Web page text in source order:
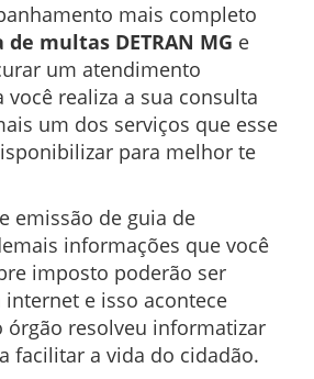
mais completo
multas DETRAN MG e
um atendimento
você realiza a sua consulta
um dos serviços que esse
para melhor te
emissão de guia de
informações que você
imposto poderão ser
e isso acontece
resolveu informatizar
facilitar a vida do cidadão.